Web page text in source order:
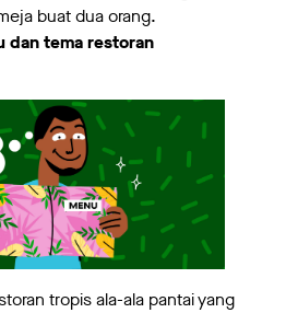
buat dua orang.
dan tema restoran
tropis ala-ala pantai yang